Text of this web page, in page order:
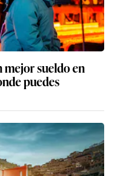
mejor sueldo en
puedes